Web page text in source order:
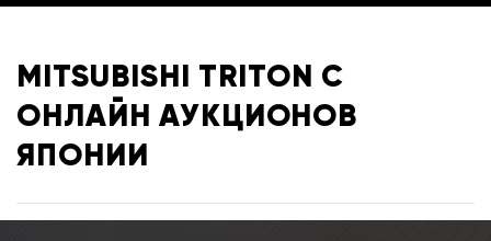
MITSUBISHI TRITON С
ОНЛАЙН АУКЦИОНОВ
ЯПОНИИ